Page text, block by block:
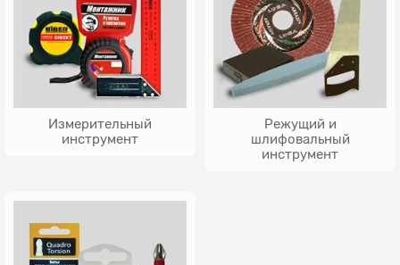
Измерительный
инструмент
Режущий и
шлифовальный
инструмент